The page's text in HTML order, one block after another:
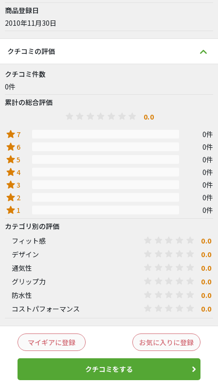
商品登録日
2010年11月30日
クチコミの評価
クチコミ件数
0件
累計の総合評価
0.0
star 7 0件
star 6 0件
star5 0件
star4 0件
star3 0件
star 2 0件
star 1
0件
カテゴリ別の評価
フィット感
0.0
デザイン 0.0
通気性 0.0
グリップ力 0.0
防水性 0.0
コストパフォーマンス 0.0
マイギアに登録 お気に入りに登録
クチコミをする